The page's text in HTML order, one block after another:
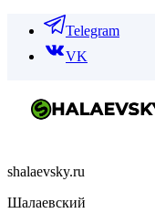
Telegram
VK
shalaevsky.ru
Шалаевский